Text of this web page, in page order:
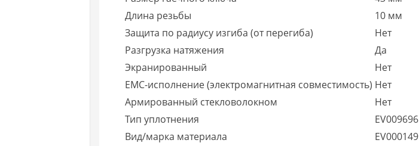
Длина резьбы
10 мм
Защита по радиусу изгиба (от перегиба)
Нет
Разгрузка натяжения
Да
Экранированный
Нет
EMC-исполнение (электромагнитная совместимость) Нет
Армированный стекловолокном
Нет
Тип уплотнения
EV009696
Вид/марка материала
EV000149